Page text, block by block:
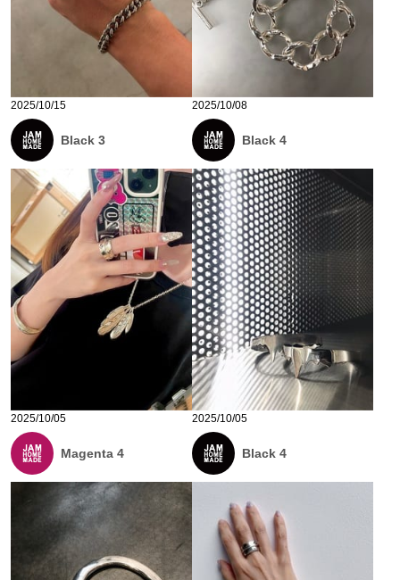
2025/10/15
Black 3
2025/10/08
Black 4
2025/10/05
Magenta 4
2025/10/05
Black 4